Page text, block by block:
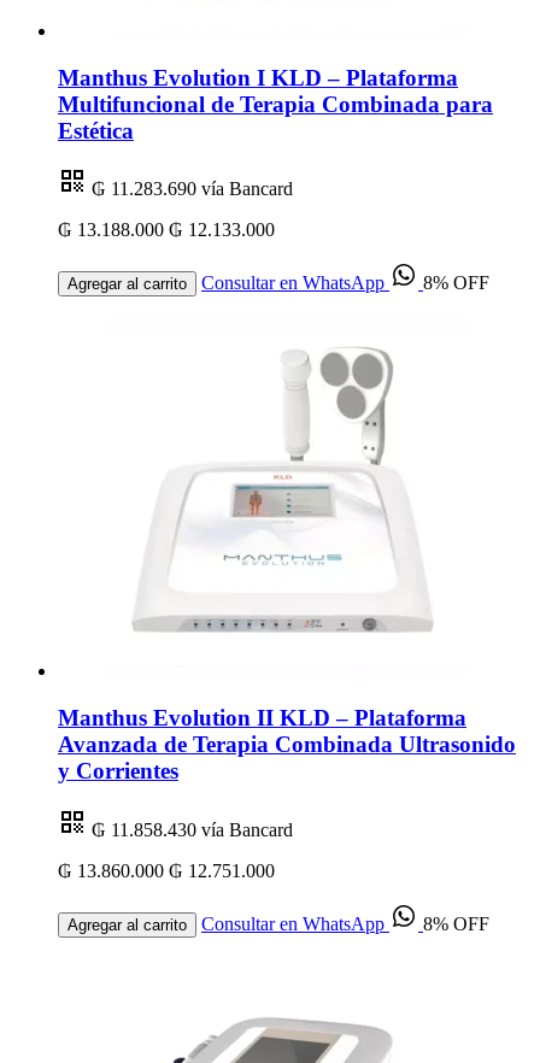
Manthus Evolution I KLD – Plataforma
Multifuncional de Terapia Combinada para
Estética
₲ 11.283.690 vía Bancard
₲ 13.188.000 ₲ 12.133.000
Agregar al carrito Consultar en WhatsApp 8% OFF
Manthus Evolution II KLD – Plataforma
Avanzada de Terapia Combinada Ultrasonido
y Corrientes
₲ 11.858.430 vía Bancard
₲ 13.860.000 ₲ 12.751.000
Agregar al carrito Consultar en WhatsApp 8% OFF